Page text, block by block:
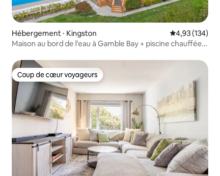
Hébergement ⋅ Kingston Évaluation
4,93 (134)
Maison au bord de l'eau à Gamble Bay + piscine chauffée
Coup de cœur voyageurs
Coup de cœur voyageurs